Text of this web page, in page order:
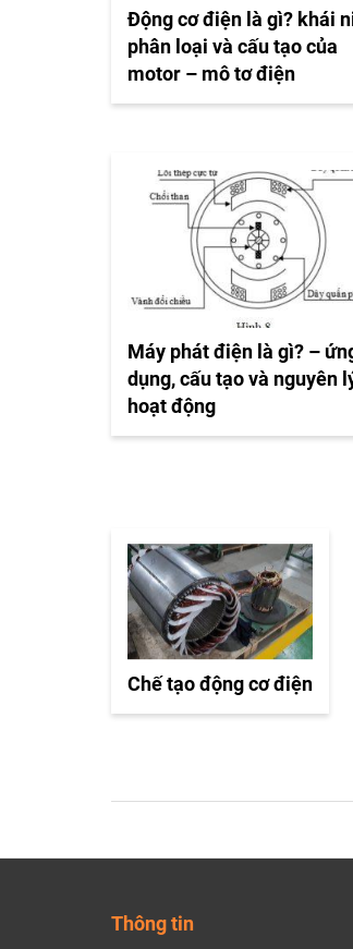
Động cơ điện là gì? khái
phân loại và cấu tạo của
motor – mô tơ điện
Máy phát điện là gì? –
dụng, cấu tạo và nguyên
hoạt động
Chế tạo động cơ điện
Thông tin